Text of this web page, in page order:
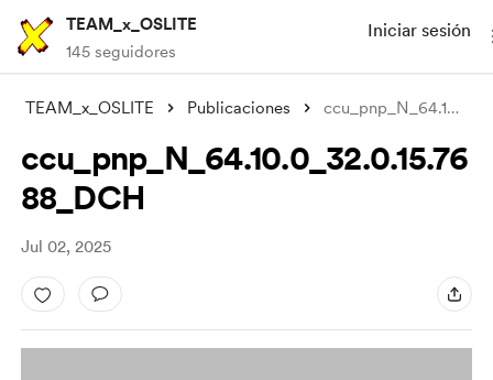
TEAM_x_OSLITE
145 seguidores
Iniciar sesión
TEAM_x_OSLITE Publicaciones ccu_pnp_N_64.10.0_32.0.15.7688_DCH
ccu_pnp_N_64.10.0_32.0.15.76
88_DCH
Jul 02, 2025